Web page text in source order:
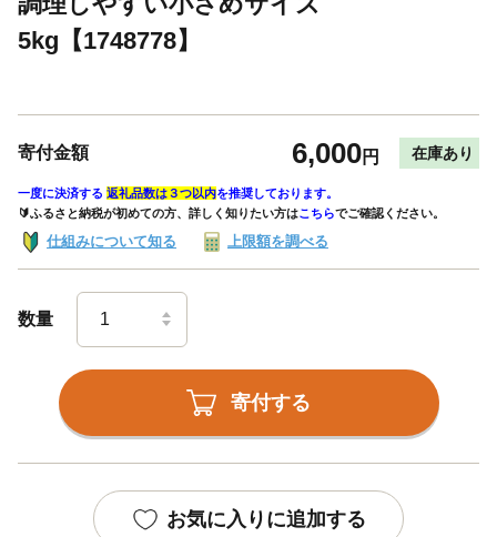
5kg【1748778】
寄付金額 6,000円 在庫あり
一度に決済する 返礼品数は３つ以内を推奨しております。
🔰ふるさと納税が初めての方、詳しく知りたい方はこちらでご確認ください。
仕組みについて知る 上限額を調べる
数量
寄付する
お気に入りに追加する